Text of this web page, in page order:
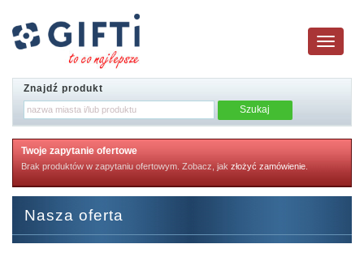
Toggle
navigation
Znajdź produkt
Twoje zapytanie ofertowe
Brak produktów w zapytaniu ofertowym. Zobacz, jak złożyć zamówienie
Nasza oferta